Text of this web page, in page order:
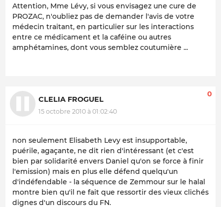
Attention, Mme Lévy, si vous envisagez une cure de
PROZAC, n'oubliez pas de demander l'avis de votre
médecin traitant, en particulier sur les interactions
entre ce médicament et la caféine ou autres
amphétamines, dont vous semblez coutumière ...
CLELIA FROGUEL
15 octobre 2010 à 01:02:40
0
non seulement Elisabeth Levy est insupportable,
puérile, agaçante, ne dit rien d'intéressant (et c'est
bien par solidarité envers Daniel qu'on se force à finir
l'emission) mais en plus elle défend quelqu'un
d'indéfendable - la séquence de Zemmour sur le halal
montre bien qu'il ne fait que ressortir des vieux clichés
dignes d'un discours du FN.